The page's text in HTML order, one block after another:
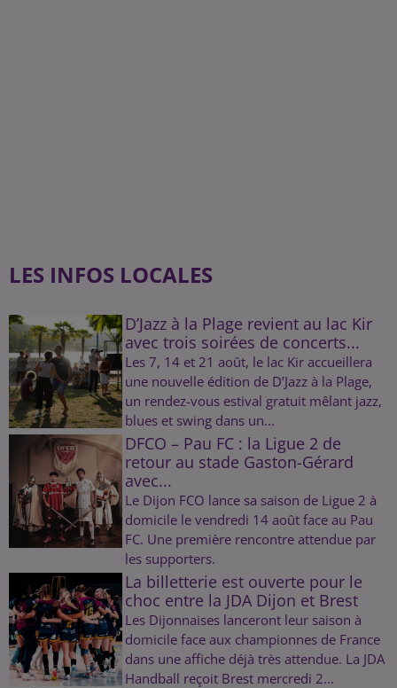
LES INFOS LOCALES
D’Jazz à la Plage revient au lac Kir
avec trois soirées de concerts...
Les 7, 14 et 21 août, le lac Kir accueillera
une nouvelle édition de D’Jazz à la Plage,
un rendez-vous estival gratuit mêlant jazz,
blues et swing dans un...
DFCO – Pau FC : la Ligue 2 de
retour au stade Gaston-Gérard
avec...
Le Dijon FCO lance sa saison de Ligue 2 à
domicile le vendredi 14 août face au Pau
FC. Une première rencontre attendue par
les supporters.
La billetterie est ouverte pour le
choc entre la JDA Dijon et Brest
Les Dijonnaises lanceront leur saison à
domicile face aux championnes de France
dans une affiche déjà très attendue. La JDA
Handball reçoit Brest mercredi 2...